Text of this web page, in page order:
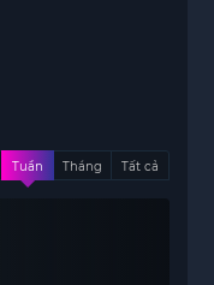
Tuần Tháng Tất cả